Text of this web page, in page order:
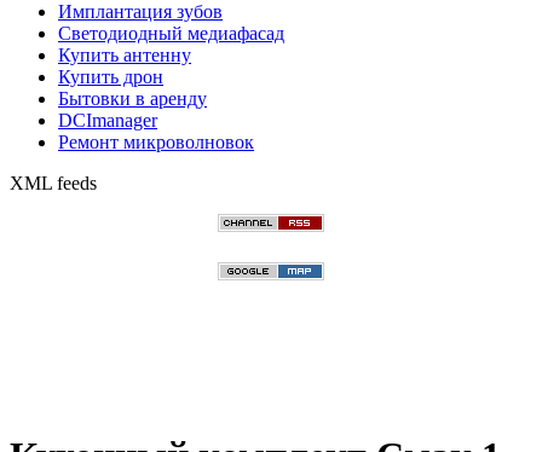
Имплантация зубов
Светодиодный медиафасад
Купить антенну
Купить дрон
Бытовки в аренду
DCImanager
Ремонт микроволновок
XML feeds